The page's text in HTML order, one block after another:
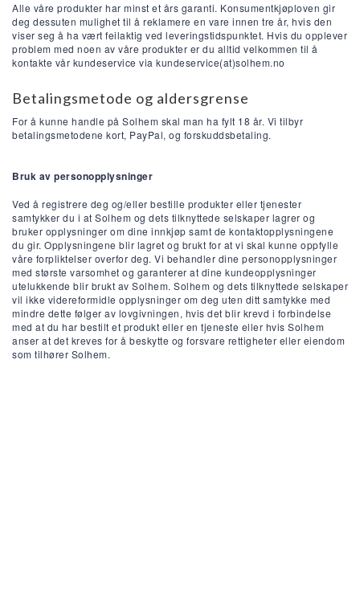
Alle våre produkter har minst et års garanti. Konsumentkjøploven gir
deg dessuten mulighet til å reklamere en vare innen tre år, hvis den
viser seg å ha vært feilaktig ved leveringstidspunktet. Hvis du opplever
problem med noen av våre produkter er du alltid velkommen til å
kontakte vår kundeservice via kundeservice(at)solhem.no
Betalingsmetode og aldersgrense
For å kunne handle på Solhem skal man ha fylt 18 år. Vi tilbyr
betalingsmetodene kort, PayPal, og forskuddsbetaling.
Bruk av personopplysninger
Ved å registrere deg og/eller bestille produkter eller tjenester
samtykker du i at Solhem og dets tilknyttede selskaper lagrer og
bruker opplysninger om dine innkjøp samt de kontaktopplysningene
du gir. Opplysningene blir lagret og brukt for at vi skal kunne oppfylle
våre forpliktelser overfor deg. Vi behandler dine personopplysninger
med største varsomhet og garanterer at dine kundeopplysninger
utelukkende blir brukt av Solhem. Solhem og dets tilknyttede selskaper
vil ikke videreformidle opplysninger om deg uten ditt samtykke med
mindre dette følger av lovgivningen, hvis det blir krevd i forbindelse
med at du har bestilt et produkt eller en tjeneste eller hvis Solhem
anser at det kreves for å beskytte og forsvare rettigheter eller eiendom
som tilhører Solhem.